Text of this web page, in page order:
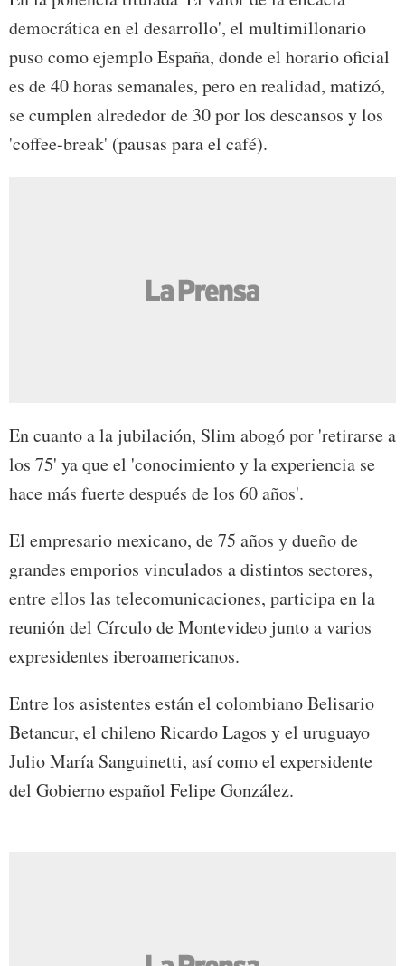
democrática en el desarrollo', el multimillonario
puso como ejemplo España, donde el horario oficial
es de 40 horas semanales, pero en realidad, matizó,
se cumplen alrededor de 30 por los descansos y los
'coffee-break' (pausas para el café).
En cuanto a la jubilación, Slim abogó por 'retirarse a
los 75' ya que el 'conocimiento y la experiencia se
hace más fuerte después de los 60 años'.
El empresario mexicano, de 75 años y dueño de
grandes emporios vinculados a distintos sectores,
entre ellos las telecomunicaciones, participa en la
reunión del Círculo de Montevideo junto a varios
expresidentes iberoamericanos.
Entre los asistentes están el colombiano Belisario
Betancur, el chileno Ricardo Lagos y el uruguayo
Julio María Sanguinetti, así como el expersidente
del Gobierno español Felipe González.